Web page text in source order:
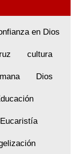
en Dios
cultura
Dios
Eucaristía